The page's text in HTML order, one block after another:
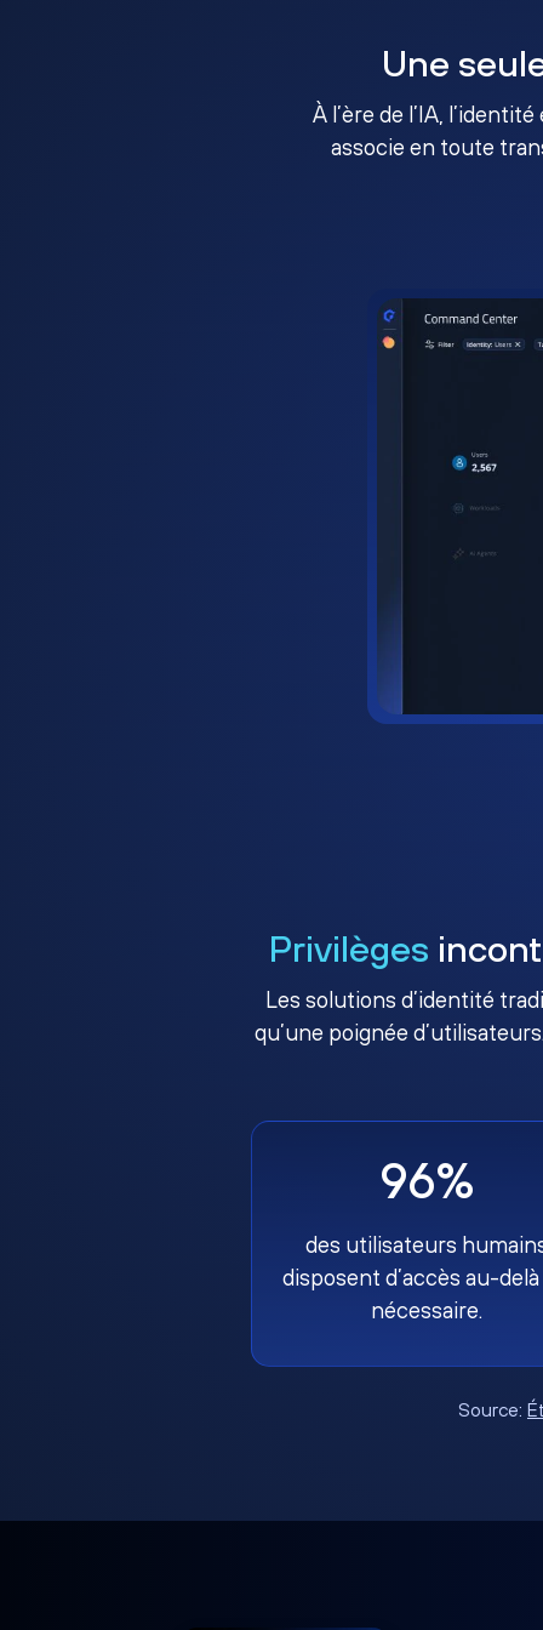
Une
À l’ère de l’IA,
associe en toute
Privilèges
Les solutions d’identité
qu’une poignée
96%
des utilisateurs
disposent d’accès au-
nécessaire.
Source: